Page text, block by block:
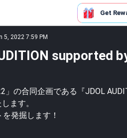
Get
5, 2022 7:59 PM
supported
」の合同企画である『JDOL
ます。
発掘します！